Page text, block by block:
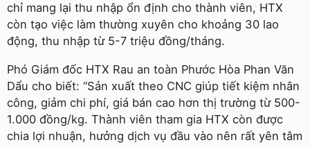
chỉ mang lại thu nhập ổn định cho thành viên, HTX
còn tạo việc làm thường xuyên cho khoảng 30 lao
động, thu nhập từ 5-7 triệu đồng/tháng.
Phó Giám đốc HTX Rau an toàn Phước Hòa Phan Văn
Dẩu cho biết: “Sản xuất theo CNC giúp tiết kiệm nhân
công, giảm chi phí, giá bán cao hơn thị trường từ 500-
1.000 đồng/kg. Thành viên tham gia HTX còn được
chia lợi nhuận, hưởng dịch vụ đầu vào nên rất yên tâm